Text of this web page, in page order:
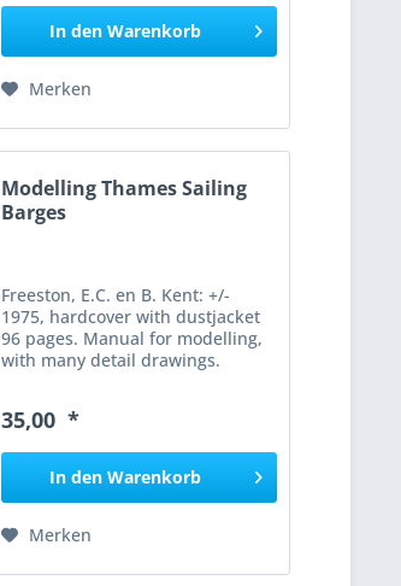
German...
In den Warenkorb
Merken
Modelling Thames Sailing
Barges
Freeston, E.C. en B. Kent: +/-
1975, hardcover with dustjacket
96 pages. Manual for modelling,
with many detail drawings.
that explains how to build
accurate scale models of...
35,00 *
In den Warenkorb
Merken